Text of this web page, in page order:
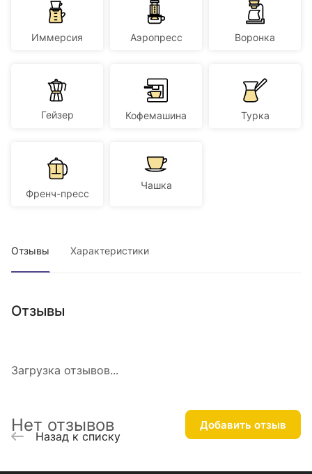
Иммерсия Аэропресс Воронка
Гейзер Кофемашина Турка
Френч-пресс
Чашка
Отзывы Характеристики
Отзывы
Загрузка отзывов...
Нет отзывов Добавить отзыв
Назад к списку